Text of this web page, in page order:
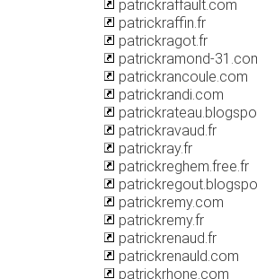
patrickraffault.com
patrickraffin.fr
patrickragot.fr
patrickramond-
patrickrancoule.com
patrickrandi.com
patrickravaud.fr
patrickray.fr
patrickreghem.free.fr
patrickremy.com
patrickremy.fr
patrickrenaud.fr
patrickrenauld.com
patrickrhone.com